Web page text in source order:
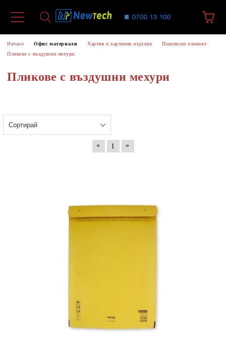
Начало Офис материали Хартия и хартиени изделия
Пощенски пликове
Пликове с въздушни мехури
Пликове с въздушни мехури
« 1 »